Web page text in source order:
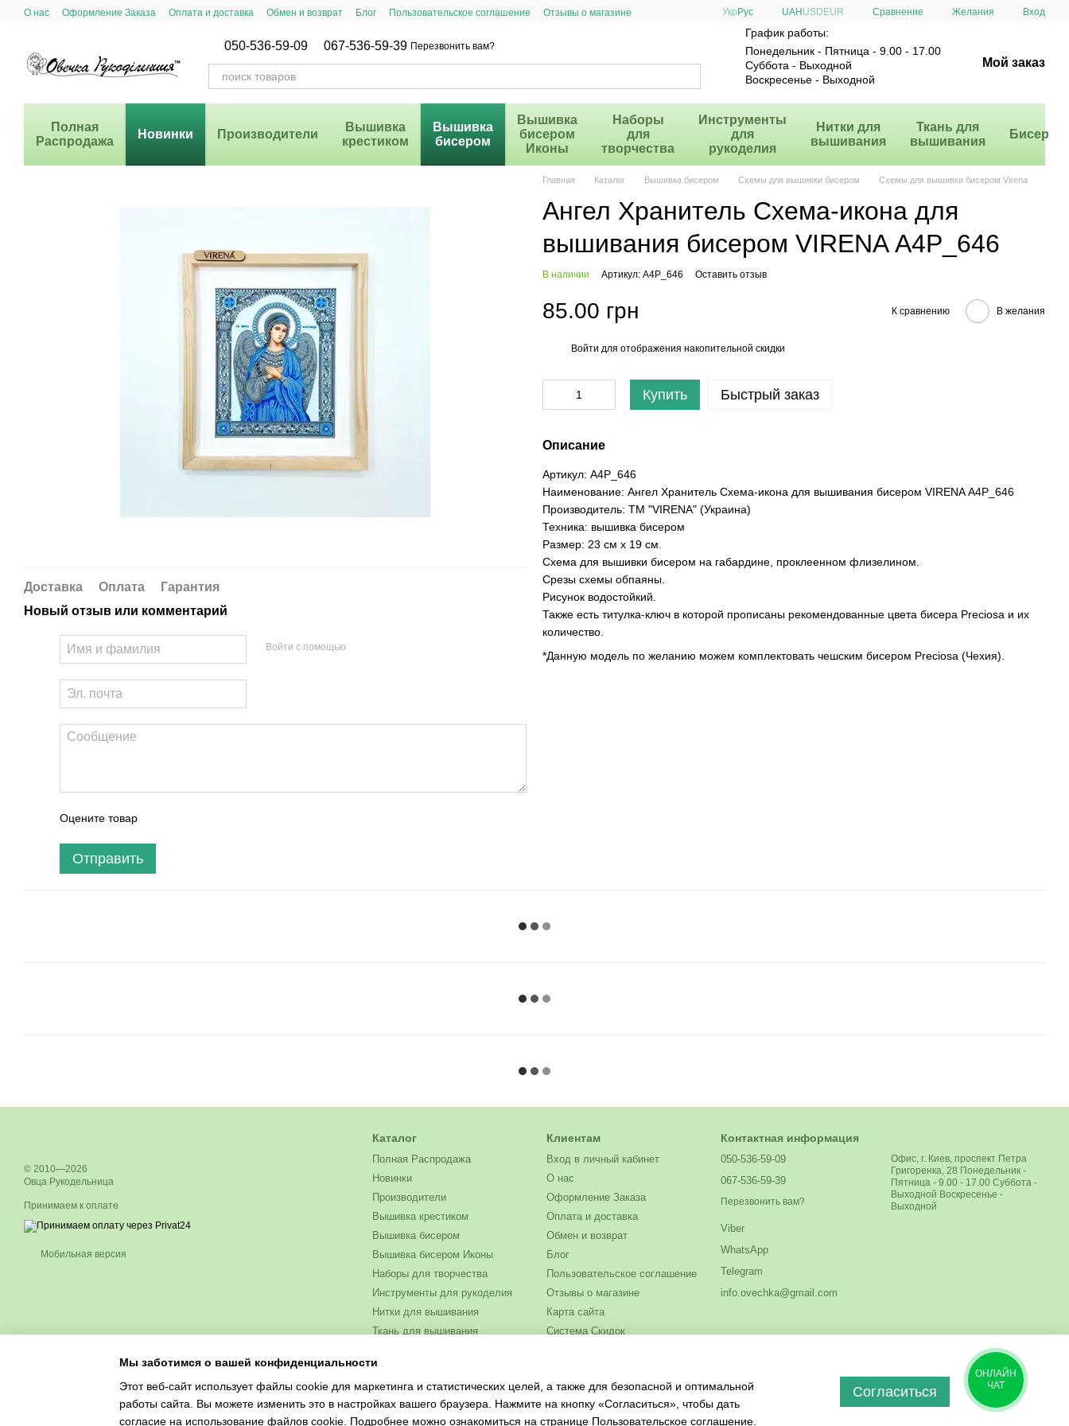
Перейти к основному контенту
О нас Оформление Заказа Оплата и доставка Обмен и возврат Блог Пользовательское соглашение
Отзывы о магазине
Укр Рус UAH USD EUR Сравнение Желания Вход
050-536-59-09 067-536-59-39 Перезвонить вам?
График работы:
Понедельник - Пятница - 9.00 - 17.00
Суббота - Выходной
Воскресенье - Выходной
Мой заказ
Полная
Распродажа
Новинки Производители
Вышивка
крестиком
Вышивка
бисером
Вышивка
бисером
Иконы
Наборы
для
творчества
Инструменты
для
рукоделия
Нитки для
вышивания
Ткань для
вышивания
Бисер
Доставка Оплата
Гарантия
Новый отзыв или комментарий
Войти с помощью
Оцените товар
Отправить
Главная Каталог Вышивка бисером Схемы для вышивки бисером Схемы для вышивки бисером Virena
Ангел Хранитель Схема-икона для
вышивания бисером VIRENA А4Р_646
В наличии Артикул: А4Р_646 Оставить отзыв
85.00 грн К сравнению В желания
Войти для отображения накопительной скидки
Купить Быстрый заказ
Описание
Артикул: А4Р_646
Наименование: Ангел Хранитель Схема-икона для вышивания бисером VIRENA А4Р_646
Производитель: ТМ "VIRENA" (Украина)
Техника: вышивка бисером
Размер: 23 см х 19 см.
Схема для вышивки бисером на габардине, проклеенном флизелином.
Срезы схемы обпаяны.
Рисунок водостойкий.
Также есть титулка-ключ в которой прописаны рекомендованные цвета бисера Preciosa и их
количество.
*Данную модель по желанию можем комплектовать чешским бисером Preciosa (Чехия).
© 2010—2026
Овца Рукодельница
Принимаем к оплате
Мобильная версия
Каталог
Полная Распродажа
Новинки
Производители
Вышивка крестиком
Вышивка бисером
Вышивка бисером Иконы
Наборы для творчества
Инструменты для рукоделия
Нитки для вышивания
Ткань для вышивания
Одежда и текстиль
Журналы для рукоделия
Клиентам
Вход в личный кабинет
О нас
Оформление Заказа
Оплата и доставка
Обмен и возврат
Блог
Пользовательское соглашение
Отзывы о магазине
Карта сайта
Система Скидок
Контактная информация
050-536-59-09
067-536-59-39
Перезвонить вам?
Viber
WhatsApp
Telegram
info.ovechka@gmail.com
Офис, г. Киев, проспект Петра
Григоренка, 28 Понедельник -
Пятница - 9.00 - 17.00 Суббота -
Выходной Воскресенье -
Выходной
Мы заботимся о вашей конфиденциальности
Этот веб-сайт использует файлы cookie для маркетинга и статистических целей, а также для безопасной и оптимальной
работы сайта. Вы можете изменить это в настройках вашего браузера. Нажмите на кнопку «Согласиться», чтобы дать
согласие на использование файлов cookie. Подробнее можно ознакомиться на странице Пользовательское соглашение
Согласиться
ОНЛАЙН
ЧАТ